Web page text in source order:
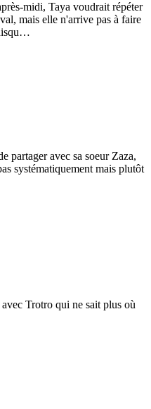
midi, Taya voudrait répéter
mais elle n'arrive pas à faire
…
partager avec sa soeur Zaza,
systématiquement mais plutôt
Trotro qui ne sait plus où